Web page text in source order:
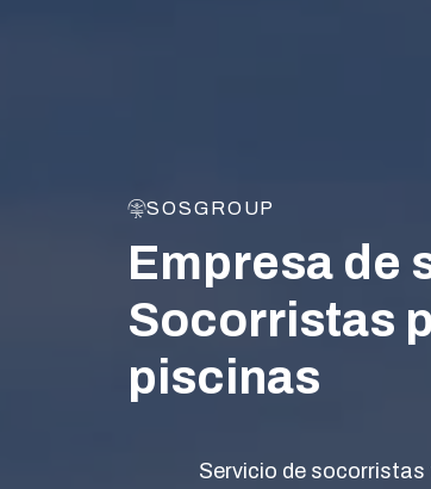
SOSGROUP
Empresa de
Socorristas
piscinas
Servicio de